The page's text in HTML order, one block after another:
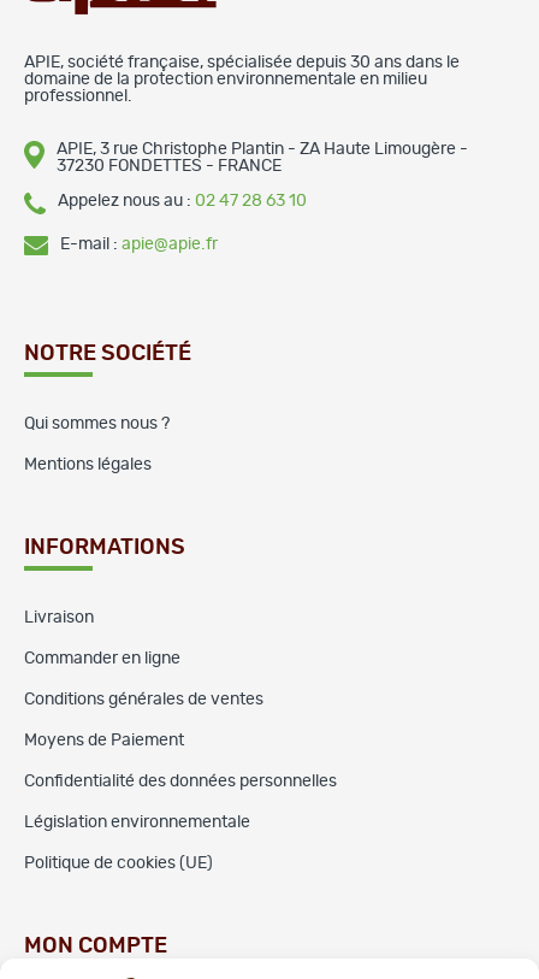
APIE, société française, spécialisée depuis 30 ans dans le
domaine de la protection environnementale en milieu
professionnel.
APIE, 3 rue Christophe Plantin - ZA Haute Limougère -
37230 FONDETTES - FRANCE
Appelez nous au : 02 47 28 63 10
E-mail : apie@apie.fr
NOTRE SOCIÉTÉ
Qui sommes nous ?
Mentions légales
INFORMATIONS
Livraison
Commander en ligne
Conditions générales de ventes
Moyens de Paiement
Confidentialité des données personnelles
Législation environnementale
Politique de cookies (UE)
MON COMPTE